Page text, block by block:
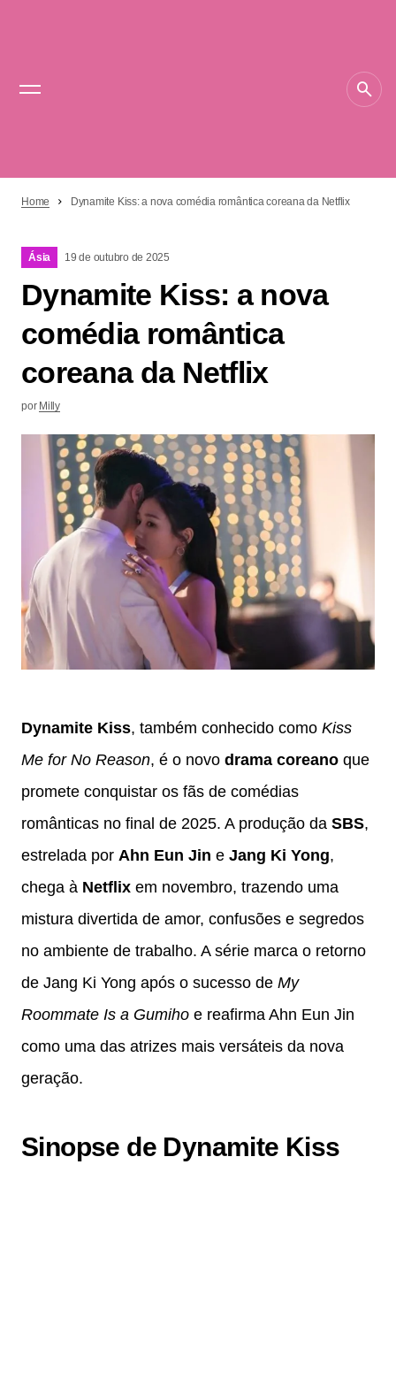
Home Dynamite Kiss: a nova comédia romântica coreana da Netflix
Ásia 19 de outubro de 2025
Dynamite Kiss: a nova
comédia romântica
coreana da Netflix
por Milly
Dynamite Kiss, também conhecido como Kiss
Me for No Reason, é o novo drama coreano que
promete conquistar os fãs de comédias
românticas no final de 2025. A produção da SBS,
estrelada por Ahn Eun Jin e Jang Ki Yong,
chega à Netflix em novembro, trazendo uma
mistura divertida de amor, confusões e segredos
no ambiente de trabalho. A série marca o retorno
de Jang Ki Yong após o sucesso de My
Roommate Is a Gumiho e reafirma Ahn Eun Jin
como uma das atrizes mais versáteis da nova
geração.
Sinopse de Dynamite Kiss